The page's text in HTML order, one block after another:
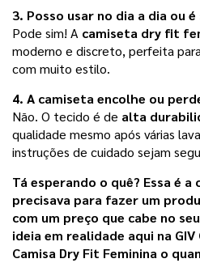
3. Posso usar no dia a dia ou
Pode sim! A camiseta dry fit
moderno e discreto, perfeita
com muito estilo.
4. A camiseta encolhe ou
Não. O tecido é de alta
qualidade mesmo após várias
instruções de cuidado sejam
Tá esperando o quê? Essa é
precisava para fazer um
com um preço que cabe no
ideia em realidade aqui na
Camisa Dry Fit Feminina o